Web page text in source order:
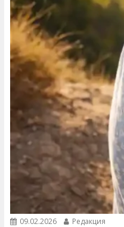
09.02.2026 Редакция